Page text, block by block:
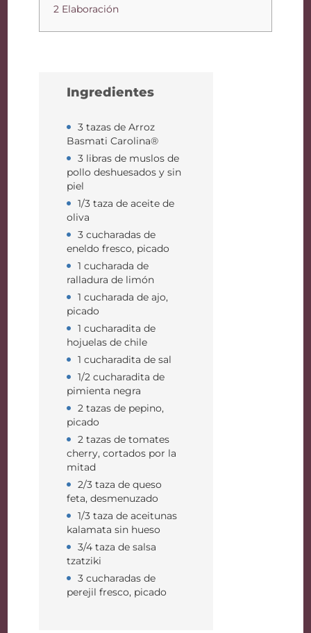
2 Elaboración
Ingredientes
3 tazas de Arroz
Basmati Carolina®
3 libras de muslos de
pollo deshuesados ​​y sin
piel
1/3 taza de aceite de
oliva
3 cucharadas de
eneldo fresco, picado
1 cucharada de
ralladura de limón
1 cucharada de ajo,
picado
1 cucharadita de
hojuelas de chile
1 cucharadita de sal
1/2 cucharadita de
pimienta negra
2 tazas de pepino,
picado
2 tazas de tomates
cherry, cortados por la
mitad
2/3 taza de queso
feta, desmenuzado
1/3 taza de aceitunas
kalamata sin hueso
3/4 taza de salsa
tzatziki
3 cucharadas de
perejil fresco, picado